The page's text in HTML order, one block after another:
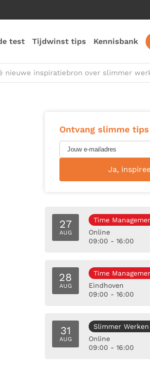
test Tijdwinst tips Kennisbank
nieuwe inspiratiebron over slimmer
Ontvang slimme tips
27
AUG
Time
Online
09:00 - 16:00
28
AUG
Time
Eindhoven
09:00 - 16:00
31
AUG
Slimmer
Online
09:00 - 16:00